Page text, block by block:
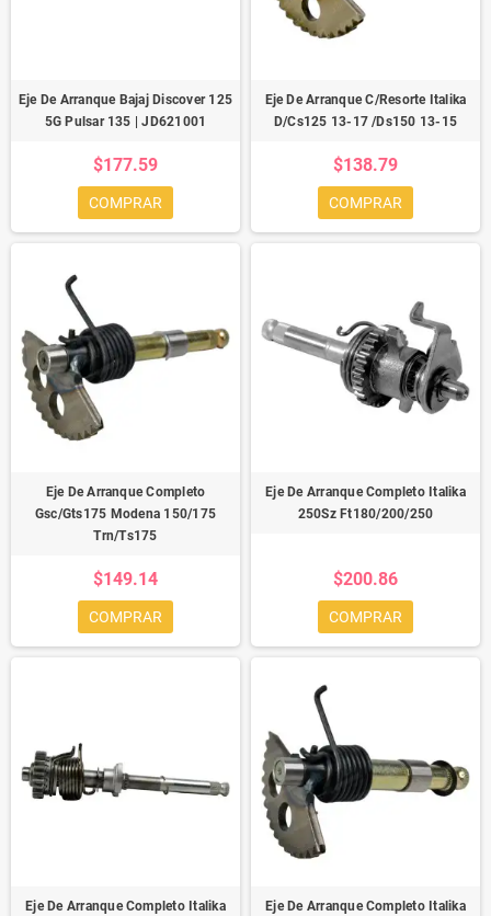
Eje De Arranque Bajaj Discover 125
5G Pulsar 135 | JD621001
$177.59
COMPRAR
Eje De Arranque C/Resorte Italika
D/Cs125 13-17 /Ds150 13-15
$138.79
COMPRAR
Eje De Arranque Completo
Gsc/Gts175 Modena 150/175
Trn/Ts175
$149.14
COMPRAR
Eje De Arranque Completo Italika
250Sz Ft180/200/250
$200.86
COMPRAR
Eje De Arranque Completo Italika
Eje De Arranque Completo Italika